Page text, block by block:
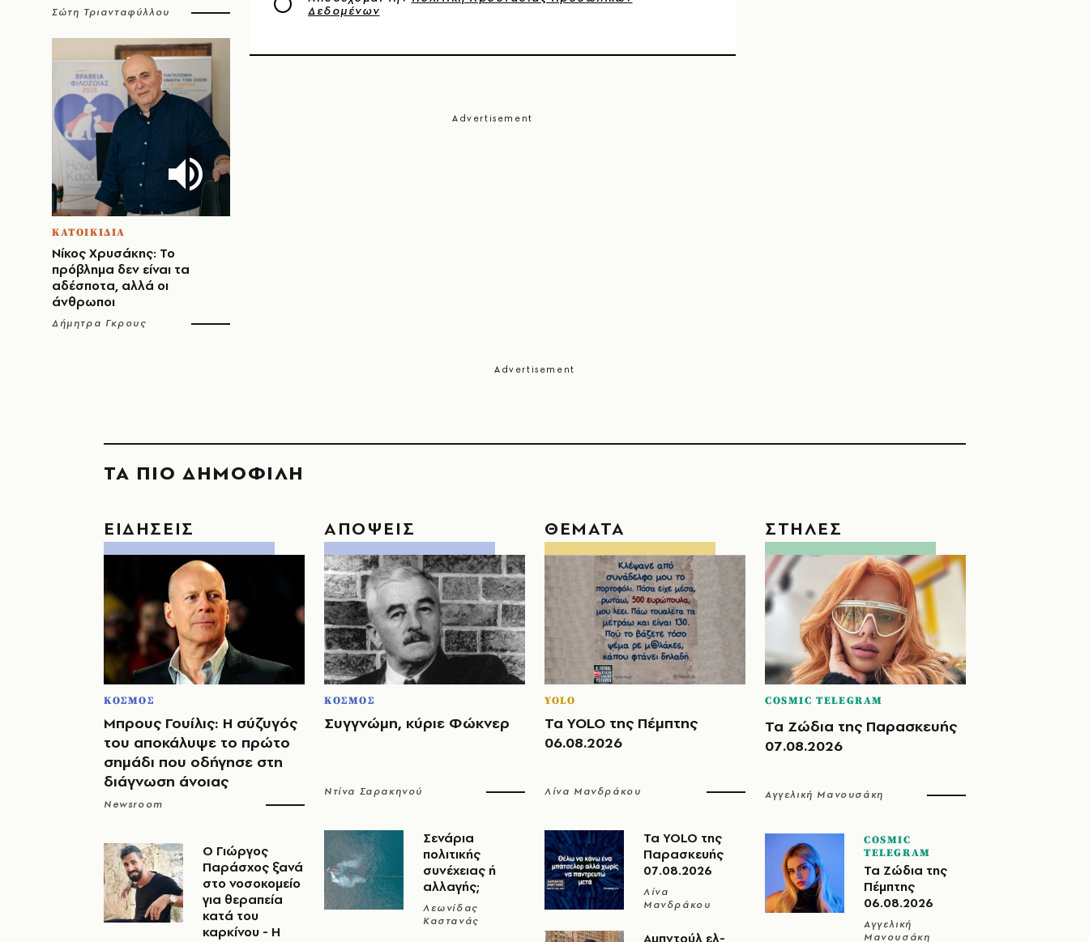
Σώτη Τριανταφύλλου
ΚΑΤΟΙΚΙΔΙΑ
Νίκος Χρυσάκης: Το
πρόβλημα δεν είναι τα
αδέσποτα, αλλά οι
άνθρωποι
Δήμητρα Γκρους
Δεδομένων
ΤΑ ΠΙΟ ΔΗΜΟΦΙΛΗ
ΕΙΔΗΣΕΙΣ
ΚΟΣΜΟΣ
Μπρους Γουίλις: Η σύζυγός
του αποκάλυψε το πρώτο
σημάδι που οδήγησε στη
διάγνωση άνοιας
Newsroom
O Γιώργος
Παράσχος ξανά
στο νοσοκομείο
για θεραπεία
κατά του
καρκίνου - Η
ΑΠΟΨΕΙΣ
ΚΟΣΜΟΣ
Συγγνώμη, κύριε Φώκνερ
Ντίνα Σαρακηνού
Σενάρια
πολιτικής
συνέχειας ή
αλλαγής;
Λεωνίδας
Καστανάς
ΘΕΜΑΤΑ
YOLO
Τα YOLO της Πέμπτης
06.08.2026
Λίνα Μανδράκου
Τα YOLO της
Παρασκευής
07.08.2026
Λίνα
Μανδράκου
Αμπντούλ ελ-
ΣΤΗΛΕΣ
COSMIC TELEGRAM
Τα Ζώδια της Παρασκευής
07.08.2026
Αγγελική Μανουσάκη
COSMIC
TELEGRAM
Τα Ζώδια της
Πέμπτης
06.08.2026
Αγγελική
Μανουσάκη